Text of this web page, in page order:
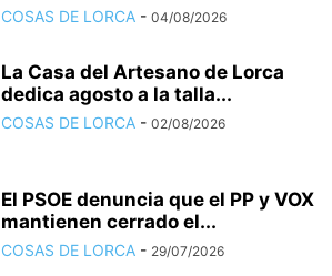
COSAS DE LORCA - 04/08/2026
La Casa del Artesano de Lorca
dedica agosto a la talla...
COSAS DE LORCA - 02/08/2026
El PSOE denuncia que el PP y VOX
mantienen cerrado el...
COSAS DE LORCA - 29/07/2026